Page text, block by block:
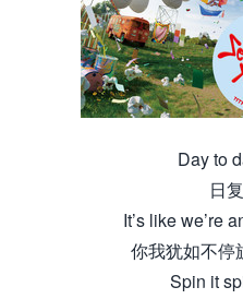
Day to
日
It’s like we’re
你我犹如不停
Spin it